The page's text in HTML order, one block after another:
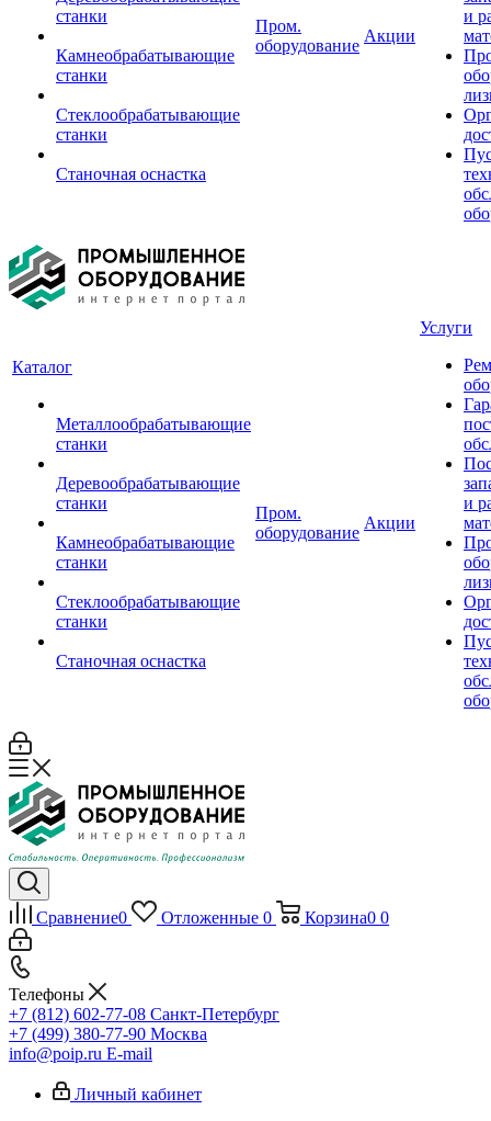
станки
Камнеобрабатывающие
станки
Стеклообрабатывающие
станки
Станочная оснастка
Пром.
оборудование
Акции
и
Каталог
Металлообрабатывающие
станки
Деревообрабатывающие
станки
Камнеобрабатывающие
станки
Стеклообрабатывающие
станки
Станочная оснастка
Пром.
оборудование
Акции
Услуги
и
Сравнение0 Отложенные 0 Корзина0 0
Телефоны
+7 (812) 602-77-08 Санкт-Петербург
+7 (499) 380-77-90 Москва
info@poip.ru E-mail
Личный кабинет